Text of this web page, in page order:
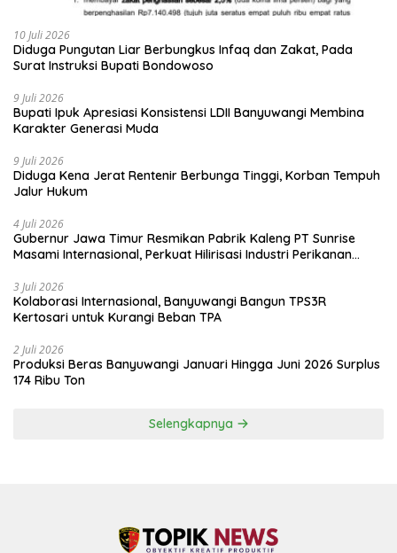
10 Juli 2026
Diduga Pungutan Liar Berbungkus Infaq dan Zakat, Pada
Surat Instruksi Bupati Bondowoso
9 Juli 2026
Bupati Ipuk Apresiasi Konsistensi LDII Banyuwangi Membina
Karakter Generasi Muda
9 Juli 2026
Diduga Kena Jerat Rentenir Berbunga Tinggi, Korban Tempuh
Jalur Hukum
4 Juli 2026
Gubernur Jawa Timur Resmikan Pabrik Kaleng PT Sunrise
Masami Internasional, Perkuat Hilirisasi Industri Perikanan
3 Juli 2026
Kolaborasi Internasional, Banyuwangi Bangun TPS3R
Kertosari untuk Kurangi Beban TPA
2 Juli 2026
Produksi Beras Banyuwangi Januari Hingga Juni 2026 Surplus
174 Ribu Ton
Selengkapnya